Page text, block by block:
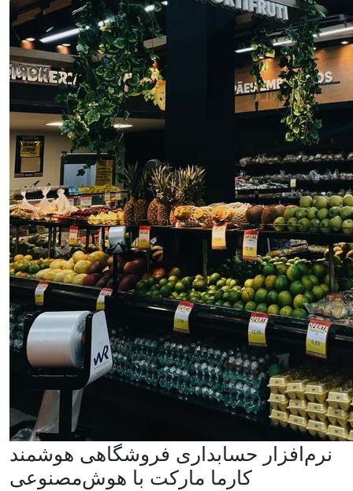
نرم‌افزار حسابداری فروشگاهی هوشمند
کارما مارکت با هوش‌مصنوعی